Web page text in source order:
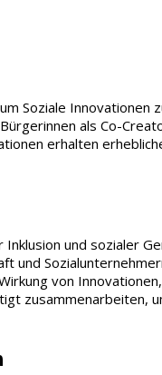
Soziale
als Co-
erhalten
und sozialer
und
von
zusammenarbeiten,